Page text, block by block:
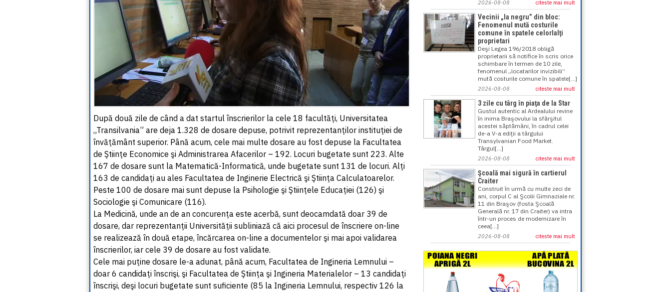
După două zile de când a dat startul înscrierilor la cele 18 facultăţi, Universitatea
„Transilvania” are deja 1.328 de dosare depuse, potrivit reprezentanţilor instituţiei de
învăţământ superior. Până acum, cele mai multe dosare au fost depuse la Facultatea
de Ştiinţe Economice şi Administrarea Afacerilor – 192. Locuri bugetate sunt 223. Alte
167 de dosare sunt la Matematică-Informatică, unde bugetate sunt 131 de locuri. Alţi
163 de candidaţi au ales Facultatea de Inginerie Electrică şi Ştiinţa Calculatoarelor.
Peste 100 de dosare mai sunt depuse la Psihologie şi Ştiinţele Educaţiei (126) şi
Sociologie şi Comunicare (116).
La Medicină, unde an de an concurenţa este acerbă, sunt deocamdată doar 39 de
dosare, dar reprezentanţii Universităţii subliniază că aici procesul de înscriere on-line
se realizează în două etape, încărcarea on-line a documentelor şi mai apoi validarea
înscrierilor, iar cele 39 de dosare au fost validate.
Cele mai puţine dosare le-a adunat, până acum, Facultatea de Ingineria Lemnului –
doar 6 candidaţi înscrişi, şi Facultatea de Ştiinţa şi Ingineria Materialelor – 13 candidaţi
înscrişi, deşi locuri bugetate sunt suficiente (85 la Ingineria Lemnului, respectiv 126 la
2026-08-08 citeste mai mult
Vecinii „la negru” din bloc:
Fenomenul mută costurile
comune în spatele celorlalţi
proprietari
Deşi Legea 196/2018 obligă
proprietarii să notifice în scris orice
schimbare în termen de 10 zile,
fenomenul „locatarilor invizibili”
mută costurile comune în spatele[...]
2026-08-08 citeste mai mult
3 zile cu târg în piaţa de la Star
Gustul autentic al Ardealului revine
în inima Braşovului la sfârşitul
acestei săptămâni, în cadrul celei
de-a V-a ediţii a târgului
Transylvanian Food Market.
Târgul[...]
2026-08-08 citeste mai mult
Şcoală mai sigură în cartierul
Craiter
Construit în urmă cu multe zeci de
ani, corpul C al Şcolii Gimnaziale nr.
11 din Braşov (fosta Şcoală
Generală nr. 17 din Craiter) va intra
într-un proces de modernizare în
ceea[...]
2026-08-08 citeste mai mult